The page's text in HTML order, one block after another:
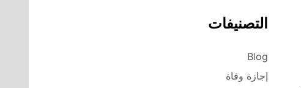
التصنيفات
Blog
إجازة وفاة